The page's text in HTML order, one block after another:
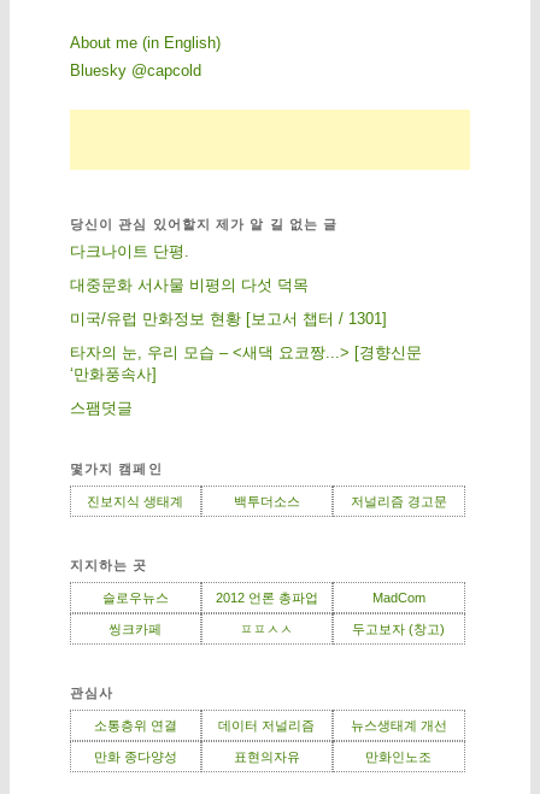
About me (in English)
Bluesky @capcold
당신이 관심 있어할지 제가 알 길 없는 글
다크나이트 단평.
대중문화 서사물 비평의 다섯 덕목
미국/유럽 만화정보 현황 [보고서 챕터 / 1301]
타자의 눈, 우리 모습 – <새댁 요코짱...> [경향신문
‘만화풍속사]
스팸덧글
몇가지 캠페인
진보지식 생태계 백투더소스 저널리즘 경고문
지지하는 곳
슬로우뉴스 2012 언론 총파업 MadCom
씽크카페 ㅍㅍㅅㅅ 두고보자 (창고)
관심사
소통층위 연결 데이터 저널리즘 뉴스생태계 개선
만화 종다양성 표현의자유 만화인노조